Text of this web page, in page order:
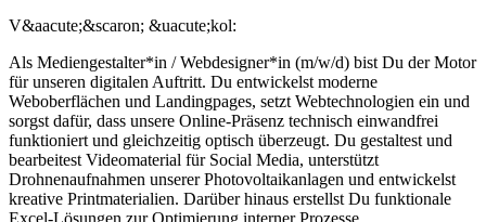
V&aacute;&scaron; &uacute;kol:
Als Mediengestalter*in / Webdesigner*in (m/w/d) bist Du der Motor
für unseren digitalen Auftritt. Du entwickelst moderne
Weboberflächen und Landingpages, setzt Webtechnologien ein und
sorgst dafür, dass unsere Online-Präsenz technisch einwandfrei
funktioniert und gleichzeitig optisch überzeugt. Du gestaltest und
bearbeitest Videomaterial für Social Media, unterstützt
Drohnenaufnahmen unserer Photovoltaikanlagen und entwickelst
kreative Printmaterialien. Darüber hinaus erstellst Du funktionale